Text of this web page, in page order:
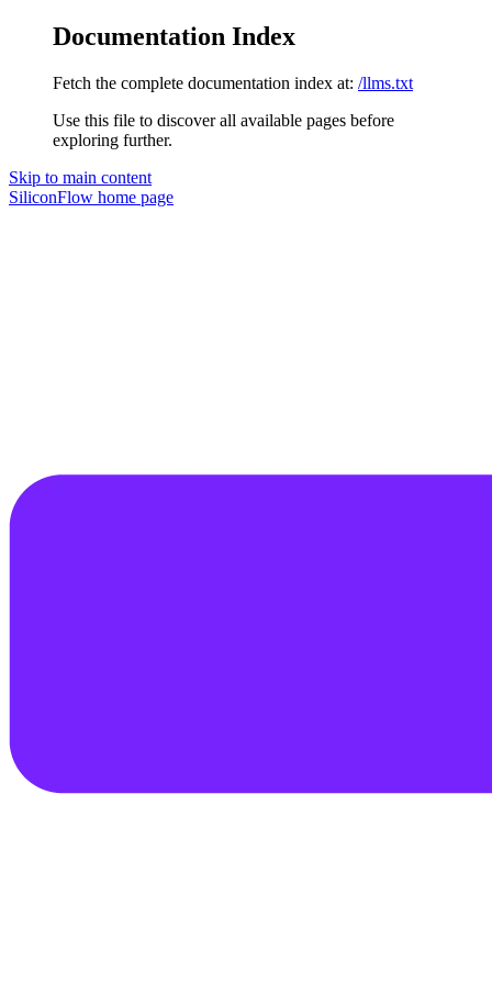
Documentation Index
Fetch the complete documentation index at: /llms.txt
Use this file to discover all available pages before
exploring further.
Skip to main content
SiliconFlow home page